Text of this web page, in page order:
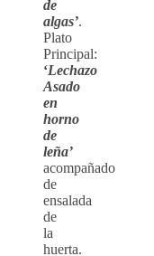
de
algas’.
Plato
Principal:
‘Lechazo
Asado
en
horno
de
leña’
acompañado
de
ensalada
de
la
huerta.